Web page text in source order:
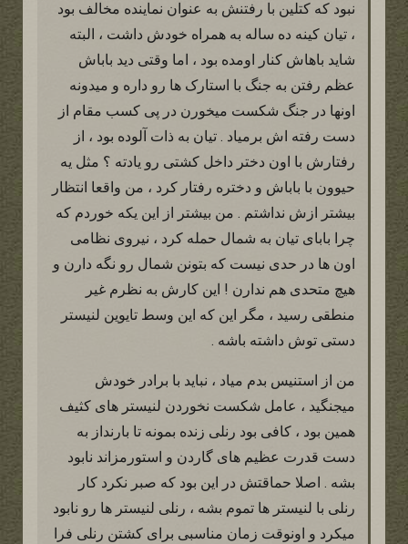
نبود که کتلین با رفتنش به عنوان نماینده مخالف بود
، تیان کینه ده ساله به همراه خودش داشت ، البته
شاید باهاش کنار اومده بود ، اما وقتی دید باباش
عظم رفتن به جنگ با استارک ها رو داره و میدونه
اونها در جنگ شکست میخورن در پی کسب مقام از
دست رفته اش برمیاد . تیان به ذات آلوده بود ، از
رفتارش با اون دختر داخل کشتی رو یادته ؟ مثل یه
حیوون با باباش و دختره رفتار کرد ، من واقعا انتظار
بیشتر ازش نداشتم . من بیشتر از این یکه خوردم که
چرا بابای تیان به شمال حمله کرد ، نیروی نظامی
اون ها در حدی نیست که بتونن شمال رو نگه دارن و
هیچ متحدی هم ندارن ! این کارش به نظرم غیر
منطقی رسید ، مگر این که این وسط تایوین لنیستر
دستی توش داشته باشه .
من از استنیس بدم میاد ، نباید با برادر خودش
میجنگید ، عامل شکست نخوردن لنیستر های کثیف
همین بود ، کافی بود رنلی زنده بمونه تا بارنداز به
دست قدرت عظیم های گاردن و استورمزاند نابود
بشه . اصلا حماقتش در این بود که صبر نکرد کار
رنلی با لنیستر ها تموم بشه ، رنلی لنیستر ها رو نابود
میکرد و اونوقت زمان مناسبی برای کشتن رنلی فرا